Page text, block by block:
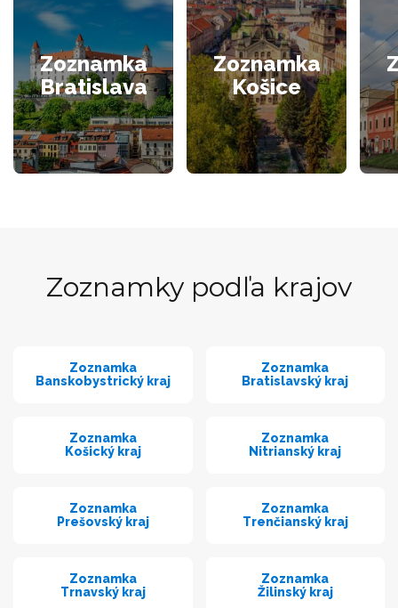
Zoznamka
Bratislava
Zoznamka
Košice
Zoznamky podľa krajov
Zoznamka
Banskobystrický kraj
Zoznamka
Bratislavský kraj
Zoznamka
Košický kraj
Zoznamka
Nitrianský kraj
Zoznamka
Prešovský kraj
Zoznamka
Trenčianský kraj
Zoznamka
Trnavský kraj
Zoznamka
Žilinský kraj